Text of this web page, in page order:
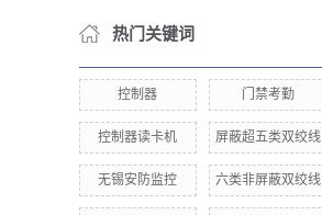
热门关键词
控制器 门禁考勤
控制器读卡机 屏蔽超五类双绞线
无锡安防监控 六类非屏蔽双绞线